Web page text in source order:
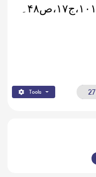
۱۰۱،ج۱۷،ص۴۸ ۔
Tools